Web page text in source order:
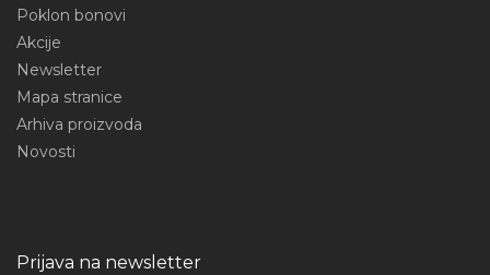
Poklon bonovi
Akcije
Newsletter
Mapa stranice
Arhiva proizvoda
Novosti
Prijava na newsletter